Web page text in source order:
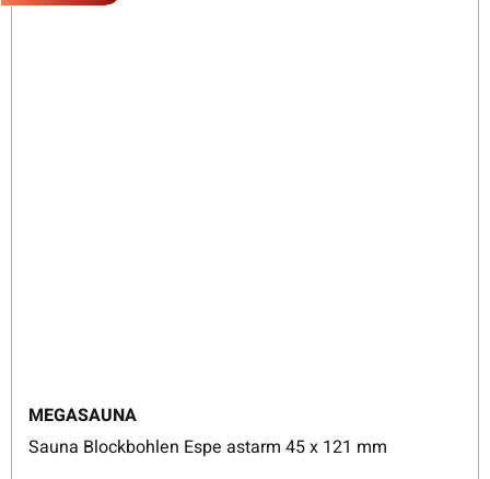
MEGASAUNA
Sauna Blockbohlen Espe astarm 45 x 121 mm